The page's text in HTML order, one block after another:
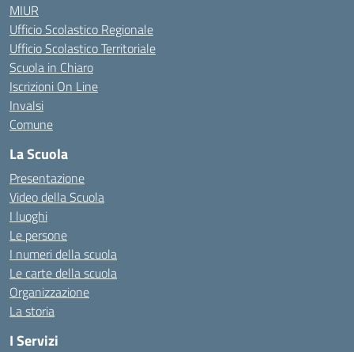
MIUR
Ufficio Scolastico Regionale
Ufficio Scolastico Territoriale
Scuola in Chiaro
Iscrizioni On Line
Invalsi
Comune
La Scuola
Presentazione
Video della Scuola
I luoghi
Le persone
I numeri della scuola
Le carte della scuola
Organizzazione
La storia
I Servizi